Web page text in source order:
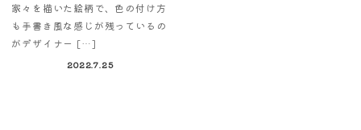
家々を描いた絵柄で、色の付け方
も手書き風な感じが残っているの
がデザイナー […]
2022.7.25